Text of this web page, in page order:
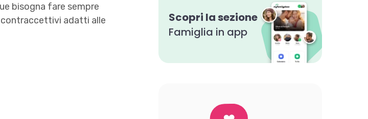
bisogna fare sempre
adatti alle
Scopri la sezione
Famiglia in app